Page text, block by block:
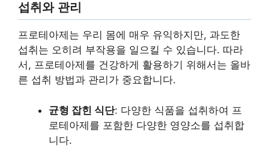
섭취와 관리
프로테아제는 우리 몸에 매우 유익하지만, 과도한
섭취는 오히려 부작용을 일으킬 수 있습니다. 따라
서, 프로테아제를 건강하게 활용하기 위해서는 올바
른 섭취 방법과 관리가 중요합니다.
균형 잡힌 식단: 다양한 식품을 섭취하여 프
로테아제를 포함한 다양한 영양소를 섭취합
니다.